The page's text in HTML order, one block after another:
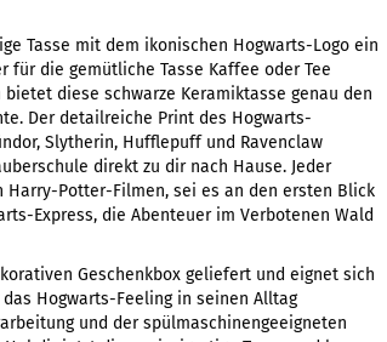
Tasse mit dem ikonischen Hogwarts-Logo ein
für die gemütliche Tasse Kaffee oder Tee
diese schwarze Keramiktasse genau den
Der detailreiche Print des Hogwarts-
Slytherin, Hufflepuff und Ravenclaw
direkt zu dir nach Hause. Jeder
Harry-Potter-Filmen, sei es an den ersten Blick
Express, die Abenteuer im Verbotenen Wald
Geschenkbox geliefert und eignet sich
Hogwarts-Feeling in seinen Alltag
und der spülmaschinengeeigneten